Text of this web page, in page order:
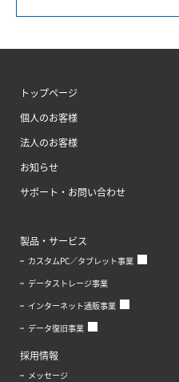
トップページ
個人のお客様
法人のお客様
お知らせ
サポート・お問い合わせ
製品・サービス
カスタムPC／タブレット事業
データストレージ事業
インターネット通販事業
データ復旧事業
採用情報
メッセージ